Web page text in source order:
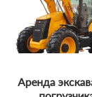
Аренда